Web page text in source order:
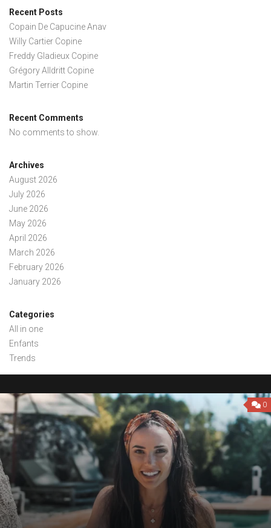
Recent Posts
Copain De Capucine Anav
Willy Cartier Copine
Freddy Gladieux Copine
Grégory Alldritt Copine
Martin Terrier Copine
Recent Comments
No comments to show.
Archives
August 2026
July 2026
June 2026
May 2026
April 2026
March 2026
February 2026
January 2026
Categories
All in one
Enfants
Trends
0